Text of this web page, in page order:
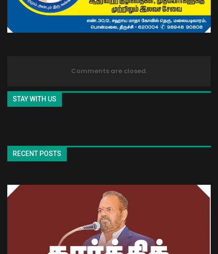
Comments are closed.
STAY WITH US
RECENT POSTS